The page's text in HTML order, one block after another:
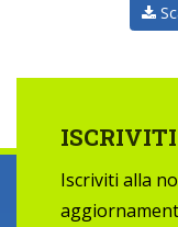
Iscriviti alla